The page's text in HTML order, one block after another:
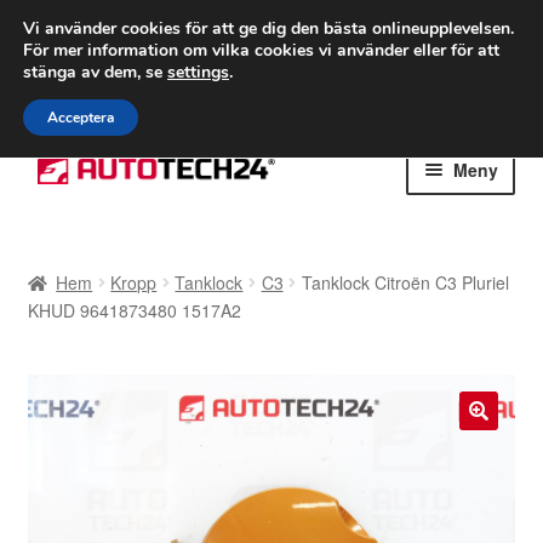
FRAKT från 75 kr
Världsomspännande frakt
Ring 766 924 713
Hoppa
till
Hoppa
till
Meny
Betalningar
Hem Kropp Tanklock C3
Tanklock Citroën C3 Pluriel
KHUD 9641873480 1517A2
Vi använder cookies för att ge dig den bästa onlineupplevelsen.
För mer information om vilka cookies vi använder eller för att
stänga av dem, se settings.
Acceptera